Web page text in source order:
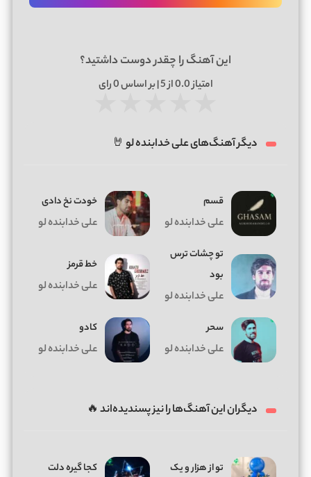
این آهنگ را چقدر دوست داشتید؟
امتیاز0.0از 5 | بر اساس 0رای
دیگر آهنگ‌های علی خدابنده لو 🤘
قسم
علی خدابنده لو
خودت نخ دادی
علی خدابنده لو
تو چشات ترس
بود
علی خدابنده لو
خط قرمز
علی خدابنده لو
سحر
علی خدابنده لو
کادو
علی خدابنده لو
دیگران این آهنگ‌ها را نیز پسندیده‌اند 🔥
تو از هزار و یک کجا گیره دلت